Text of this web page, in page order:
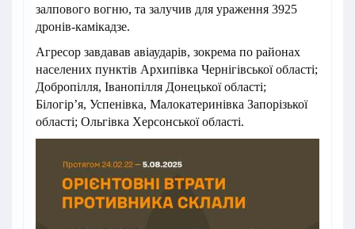
залпового вогню, та залучив для ураження 3925
дронів-камікадзе.
Агресор завдавав авіаударів, зокрема по районах
населених пунктів Архипівка Чернігівської області;
Добропілля, Іванопілля Донецької області;
Білогір’я, Успенівка, Малокатеринівка Запорізької
області; Ольгівка Херсонської області.